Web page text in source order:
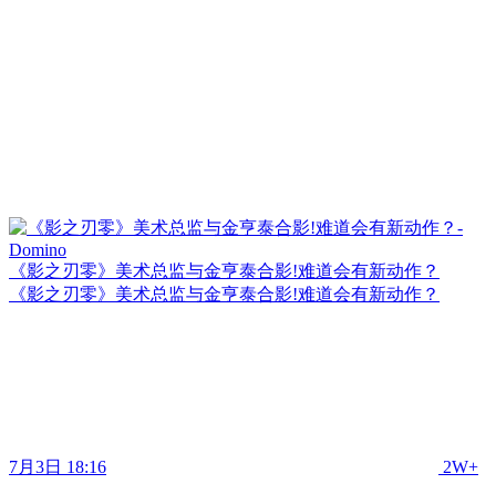
《影之刃零》美术总监与金亨泰合影!难道会有新动作？
《影之刃零》美术总监与金亨泰合影!难道会有新动作？
7月3日 18:16 2W+